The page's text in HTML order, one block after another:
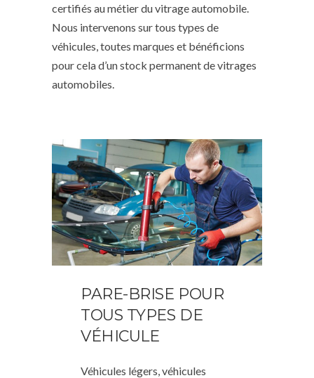
certifiés au métier du vitrage automobile.
Nous intervenons sur tous types de
véhicules, toutes marques et bénéficions
pour cela d’un stock permanent de vitrages
automobiles.
PARE-BRISE POUR
TOUS TYPES DE
VÉHICULE
Véhicules légers, véhicules